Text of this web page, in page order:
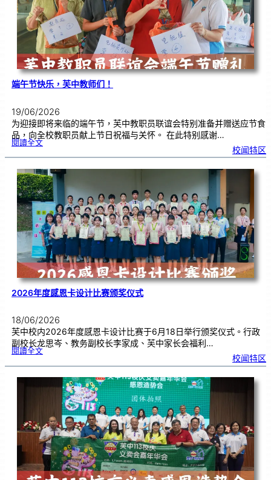
打
造
属
于
你
的
未
来
！
端午节快乐，芙中教师们！
19/06/2026
为迎接即将来临的端午节，芙中教职员联谊会特别准备并赠送应节食
品，向全校教职员献上节日祝福与关怀。 在此特别感谢…
閱讀全文:端
快
，
芙
中
教
师
们
！
校闻特区
2026年度感恩卡设计比赛颁奖仪式
18/06/2026
芙中校内2026年度感恩卡设计比赛于6月18日举行颁奖仪式。行政
副校长龙思岑、教务副校长李家成、芙中家长会福利…
閱讀全文:2
6
度
感
卡
仪
式
校闻特区